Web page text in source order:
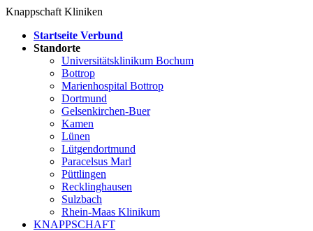
Knappschaft Kliniken
Startseite Verbund
Standorte
Universitätsklinikum Bochum
Bottrop
Marienhospital Bottrop
Dortmund
Gelsenkirchen-Buer
Kamen
Lünen
Lütgendortmund
Paracelsus Marl
Püttlingen
Recklinghausen
Sulzbach
Rhein-Maas Klinikum
KNAPPSCHAFT